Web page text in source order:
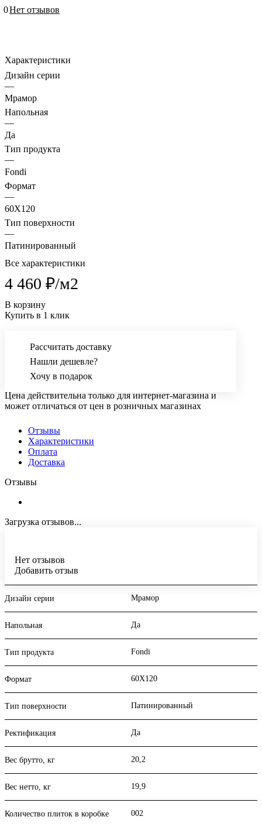
0Нет отзывов
Характеристики
Дизайн серии
—
Мрамор
Напольная
—
Да
Тип продукта
—
Fondi
Формат
—
60X120
Тип поверхности
—
Патинированный
Все характеристики
4 460 ₽/м2
В корзину
Купить в 1 клик
Рассчитать доставку
Нашли дешевле?
Хочу в подарок
Цена действительна только для интернет-магазина и
может отличаться от цен в розничных магазинах
Отзывы
Характеристики
Оплата
Доставка
Отзывы
Загрузка отзывов...
Нет отзывов
Добавить отзыв
Дизайн серии Мрамор
Напольная Да
Тип продукта Fondi
Формат 60X120
Тип поверхности Патинированный
Ректификация Да
Вес брутто, кг 20,2
Вес нетто, кг 19,9
Количество плиток в коробке 002